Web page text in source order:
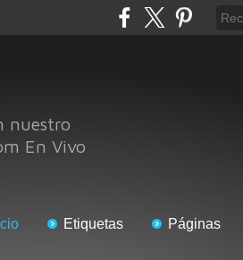
nuestro
En Vivo
Etiquetas Páginas